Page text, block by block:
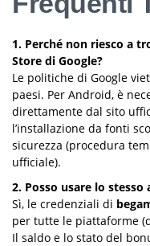
1. Perché non riesco a
Store di Google?
Le politiche di Google
paesi. Per Android, è
direttamente dal sito
l’installazione da fonti
sicurezza (procedura
ufficiale).
2. Posso usare lo
Sì, le credenziali di
per tutte le piattaforme
Il saldo e lo stato del